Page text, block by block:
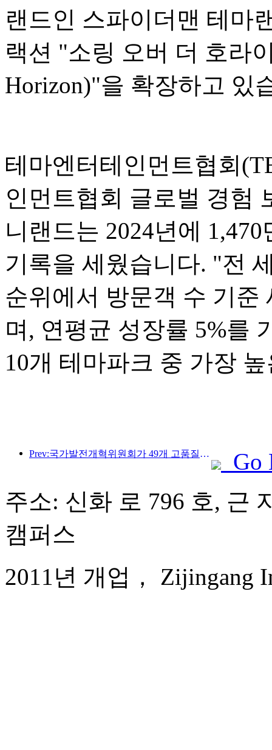
랜드인 스파이더맨 테마
랙션 "소링 오버 더 호라
Horizon)"을 확장하고 있
테마엔터테인먼트협회
인먼트협회 글로벌 경험
니랜드는 2024년에
기록을 세웠습니다. "전
순위에서 방문객 수 기준
며, 연평균 성장률 5%를
10개 테마파크 중 가장
Prev:국가발전개혁위원회가 49개 고품질 야외 스포츠 명소를 첫 번째로 공개했습니다.
Go
주소: 신화 로 796 호, 근
캠퍼스
2011년 개업， Zijingang